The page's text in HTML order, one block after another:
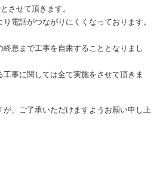
させて頂きます。
電話がつながりにくくなっております。
息まで工事を自粛することとなりまし
事に関しては全て実施をさせて頂きま
が、ご了承いただけますようお願い申し上